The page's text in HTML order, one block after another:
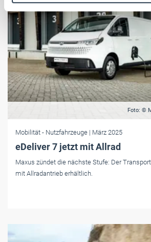
Weitere Informationen:Impressum
Foto: ©
Mobilität - Nutzfahrzeuge | März 2025
eDeliver 7 jetzt mit Allrad
Maxus zündet die nächste Stufe: Der
mit Allradantrieb erhältlich.